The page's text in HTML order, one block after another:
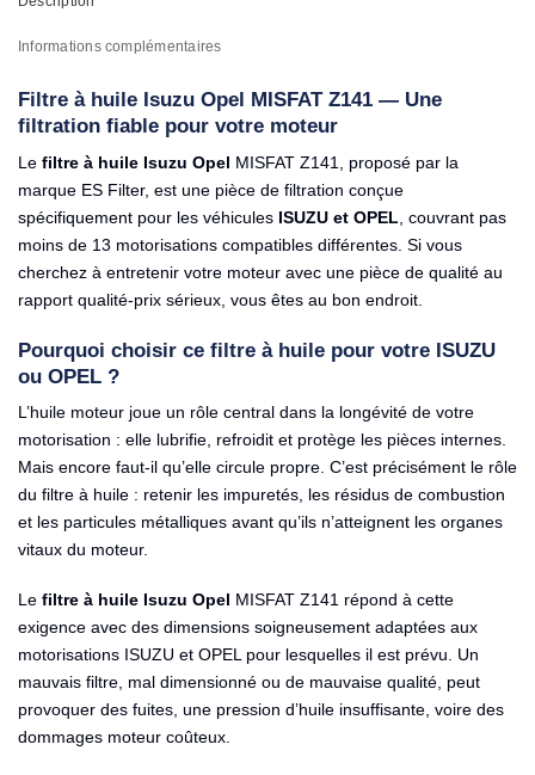
Informations complémentaires
Filtre à huile Isuzu Opel MISFAT Z141 — Une
filtration fiable pour votre moteur
Le filtre à huile Isuzu Opel MISFAT Z141, proposé par la
marque ES Filter, est une pièce de filtration conçue
spécifiquement pour les véhicules ISUZU et OPEL , couvrant pas
moins de 13 motorisations compatibles différentes. Si vous
cherchez à entretenir votre moteur avec une pièce de qualité au
rapport qualité-prix sérieux, vous êtes au bon endroit.
Pourquoi choisir ce filtre à huile pour votre ISUZU
ou OPEL ?
L’huile moteur joue un rôle central dans la longévité de votre
motorisation : elle lubrifie, refroidit et protège les pièces internes.
Mais encore faut-il qu’elle circule propre. C’est précisément le rôle
du filtre à huile : retenir les impuretés, les résidus de combustion
et les particules métalliques avant qu’ils n’atteignent les organes
vitaux du moteur.
Le filtre à huile Isuzu Opel MISFAT Z141 répond à cette
exigence avec des dimensions soigneusement adaptées aux
motorisations ISUZU et OPEL pour lesquelles il est prévu. Un
mauvais filtre, mal dimensionné ou de mauvaise qualité, peut
provoquer des fuites, une pression d’huile insuffisante, voire des
dommages moteur coûteux.